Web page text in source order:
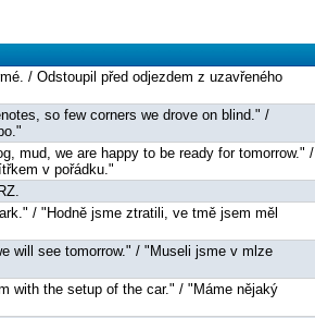
/ Odstoupil před odjezdem z uzavřeného
so few corners we drove on blind." /
mud, we are happy to be ready for tomorrow." /
v pořádku."
/ "Hodně jsme ztratili, ve tmě jsem měl
will see tomorrow." / "Museli jsme v mlze
with the setup of the car." / "Máme nějaký